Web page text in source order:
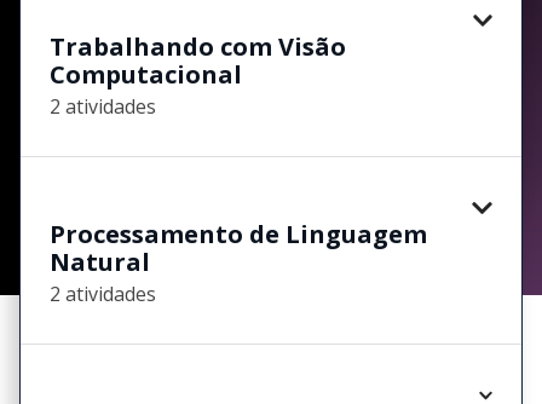
Trabalhando com Visão
Computacional
2 atividades
Processamento de Linguagem
Natural
2 atividades